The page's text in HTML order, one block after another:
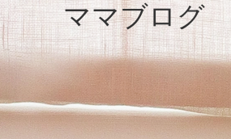
ママブログ